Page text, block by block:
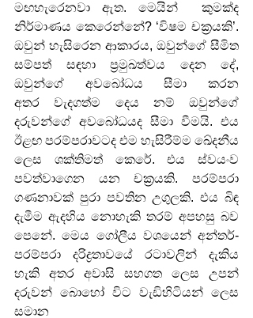
මඟහැරෙනවා ඇත. මෙයින්  කුමක්ද
නිර්මාණය කෙරෙන්නේ? ‘විෂම චක්‍රයකි’.
ඔවුන් හැසිරෙන ආකාරය, ඔවුන්ගේ සීමිත
සම්පත් සඳහා ප්‍රමුඛත්වය දෙන දේ,
ඔවුන්ගේ අවබෝධය සීමා කරන
අතර වැදගත්ම දෙය නම් ඔවුන්ගේ
දරුවන්ගේ අවබෝධයද සීමා වීමයි. එය
ඊළඟ පරම්පරාවටද එම හැසිරීම්ම ඛේදනීය
ලෙස ශක්තිමත් කෙරේ. එය ස්වයංව
පවත්වාගෙන යන චක්‍රයකි. පරම්පරා
ගණනාවක් පුරා පවතින උගුලකි. එය බිඳ
දැමීම ඇදහිය නොහැකි තරම් අපහසු බව
පෙනේ. මෙය ගෝලීය වශයෙන් අන්තර්-
පරම්පරා දරිද්‍රතාවයේ රටාවලින් දැකිය
හැකි අතර අවාසි සහගත ලෙස උපන්
දරුවන් බොහෝ විට වැඩිහිටියන් ලෙස
සමාන